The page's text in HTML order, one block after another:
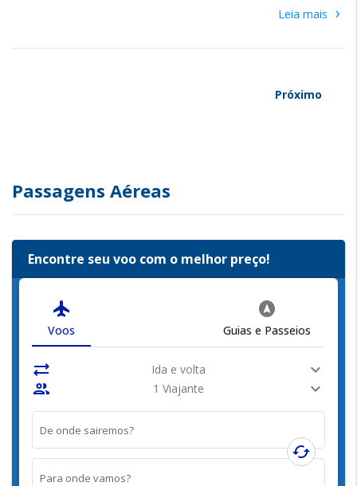
Leia mais ›
Próximo
Passagens Aéreas
Encontre seu voo com o melhor preço!
flight
Voos
assistant_navigation
Guias e Passeios
sync_alt Ida e volta
expand_more
people
1 Viajante expand_more
De onde sairemos?
cached
Para onde vamos?